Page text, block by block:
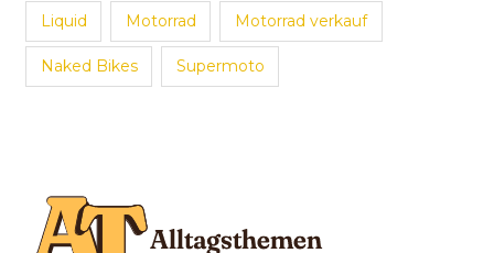
Liquid Motorrad Motorrad verkauf
Naked Bikes Supermoto